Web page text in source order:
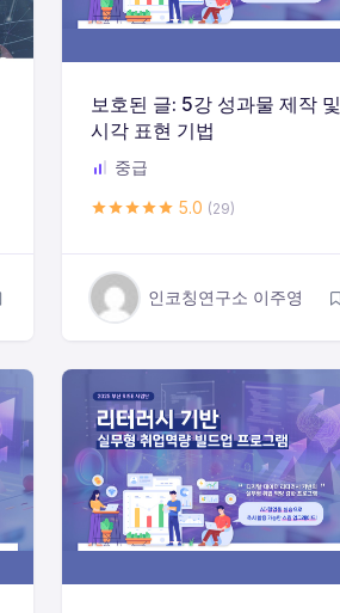
보호된 글: 5강 성과물 제작 및
시각 표현 기법
중급
5.0 (29)
인코칭연구소 이주영